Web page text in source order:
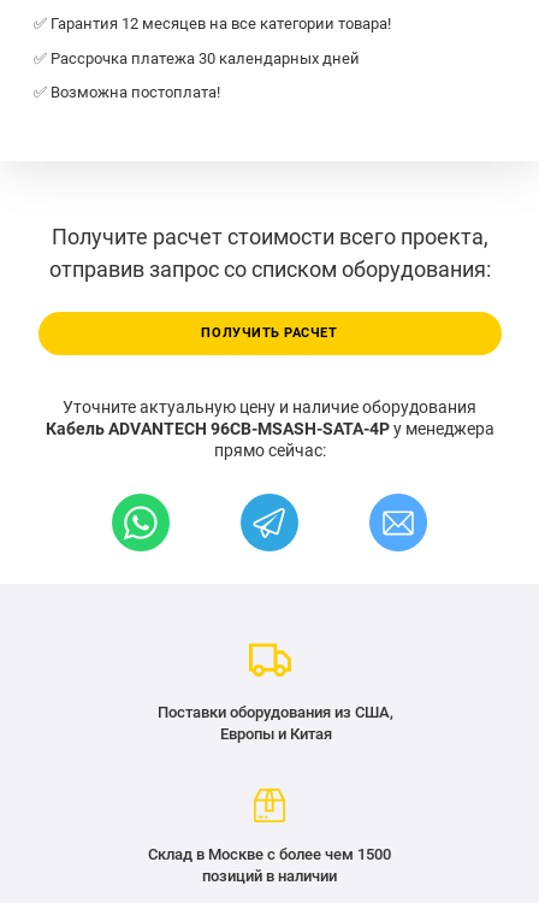
✅ Гарантия 12 месяцев на все категории товара!
✅ Рассрочка платежа 30 календарных дней
✅ Возможна постоплата!
Получите расчет стоимости всего проекта,
отправив запрос со списком оборудования:
ПОЛУЧИТЬ РАСЧЕТ
Уточните актуальную цену и наличие оборудования
Кабель ADVANTECH 96CB-MSASH-SATA-4Pу менеджера
прямо сейчас:
Поставки оборудования из США,
Европы и Китая
Склад в Москве с более чем 1500
позиций в наличии